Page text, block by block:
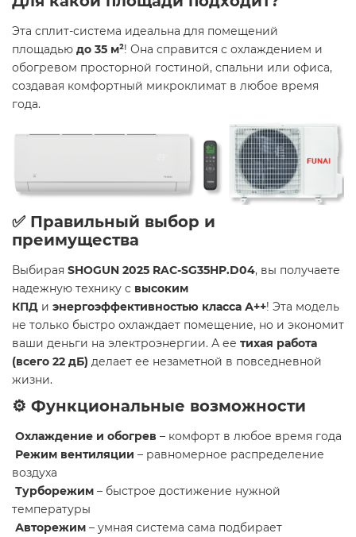
Эта сплит-система идеальна для помещений
площадью до 35 м²! Она справится с охлаждением и
обогревом просторной гостиной, спальни или офиса,
создавая комфортный микроклимат в любое время
года.
✅ Правильный выбор и
преимущества
Выбирая SHOGUN 2025 RAC-SG35HP.D04, вы получаете
надежную технику с высоким
КПД и энергоэффективностью класса А++! Эта модель
не только быстро охлаждает помещение, но и экономит
ваши деньги на электроэнергии. А ее тихая работа
(всего 22 дБ) делает ее незаметной в повседневной
жизни.
⚙️ Функциональные возможности
Охлаждение и обогрев – комфорт в любое время года
Режим вентиляции – равномерное распределение
воздуха
Турборежим – быстрое достижение нужной
температуры
Авторежим – умная система сама подбирает